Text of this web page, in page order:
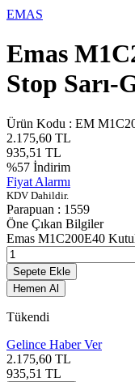
EMAS
Emas
Stop Sarı-
Ürün Kodu : EM
2.175,60 TL
935,51 TL
%57 İndirim
Fiyat Alarmı
KDV Dahildir.
Parapuan : 1559
Öne Çıkan Bilgiler
Emas M1C200E40
Sepete Ekle
Hemen Al
Tükendi
Gelince Haber Ver
2.175,60 TL
935,51 TL